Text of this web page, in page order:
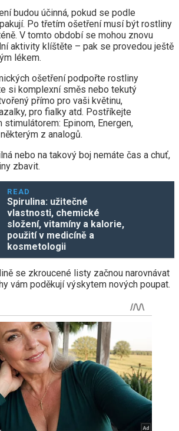
budou účinná, pokud se podle
Po třetím ošetření musí být rostliny
V tomto období se mohou znovu
aktivity klíštěte – pak se provedou ještě
lékem.
ošetření podpořte rostliny
si komplexní směs nebo tekutý
přímo pro vaši květinu,
pro fialky atd. Postříkejte
stimulátorem: Epinom, Energen,
z analogů.
nebo na takový boj nemáte čas a chuť,
zbavit.
READ
Spirulina: užitečné
vlastnosti, chemické
složení, vitamíny a kalorie,
použití v medicíně a
kosmetologii
se zkroucené listy začnou narovnávat
vám poděkují výskytem nových poupat.